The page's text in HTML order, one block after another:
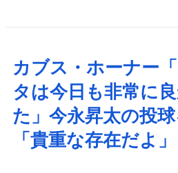
カブス・ホーナー
タは今日も非常に
た」今永昇太の投
「貴重な存在だよ」